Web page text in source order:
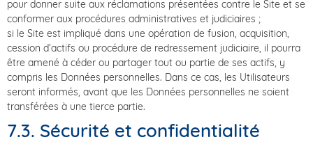
pour donner suite aux réclamations présentées contre le Site et se
conformer aux procédures administratives et judiciaires ;
si le Site est impliqué dans une opération de fusion, acquisition,
cession d’actifs ou procédure de redressement judiciaire, il pourra
être amené à céder ou partager tout ou partie de ses actifs, y
compris les Données personnelles. Dans ce cas, les Utilisateurs
seront informés, avant que les Données personnelles ne soient
transférées à une tierce partie.
7.3. Sécurité et confidentialité